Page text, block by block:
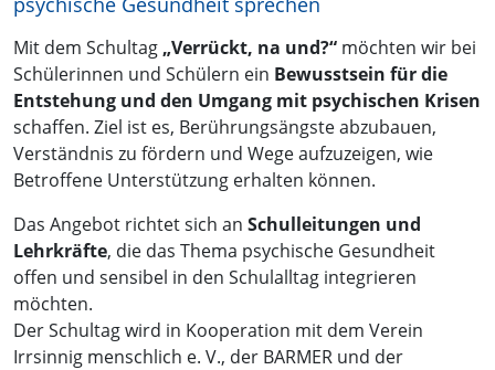
Mit dem Schultag „Verrückt, na und?“ möchten wir bei
Schülerinnen und Schülern ein Bewusstsein für die
Entstehung und den Umgang mit psychischen Krisen
schaffen. Ziel ist es, Berührungsängste abzubauen,
Verständnis zu fördern und Wege aufzuzeigen, wie
Betroffene Unterstützung erhalten können.
Das Angebot richtet sich an Schulleitungen und
Lehrkräfte, die das Thema psychische Gesundheit
offen und sensibel in den Schulalltag integrieren
möchten.
Der Schultag wird in Kooperation mit dem Verein
Irrsinnig menschlich e. V., der BARMER und der